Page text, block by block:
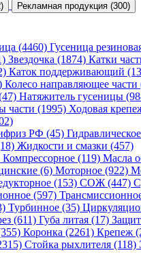
Рекламная продукция (300)
(4460) Гусеница
Звездочка (1874) Катки
Каток поддерживающий
Колесо направляющее части
Натяжитель гусеницы
части (1995) Ходовая
РФ (45)
Жидкости и смазки (457)
Компрессорное (119) Масла
(6) Моторное (922)
(153) СОЖ (447)
(597)
Турбинное (35)
(611) Губа литая (17)
Коронка (2261) Крепеж
Стойка рыхлителя (118)